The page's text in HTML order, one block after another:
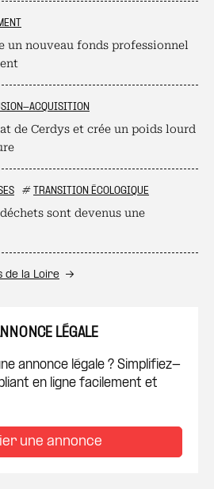
un nouveau fonds professionnel
ACQUISITION
de Cerdys et crée un poids lourd
# TRANSITION ÉCOLOGIQUE
sont devenus une
de la Loire
LÉGALE
annonce légale ? Simplifiez-
en ligne facilement et
une annonce